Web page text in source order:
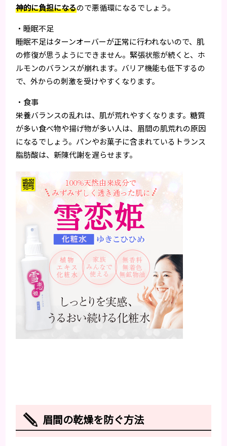
神的に負担になるので悪循環になるでしょう。
・睡眠不足
睡眠不足はターンオーバーが正常に行われないので、肌
の修復が思うようにできません。緊張状態が続くと、ホ
ルモンのバランスが崩れます。バリア機能も低下するの
で、外からの刺激を受けやすくなります。
・食事
栄養バランスの乱れは、肌が荒れやすくなります。糖質
が多い食べ物や揚げ物が多い人は、眉間の肌荒れの原因
になるでしょう。パンやお菓子に含まれているトランス
脂肪酸は、新陳代謝を遅らせます。
眉間の乾燥を防ぐ方法